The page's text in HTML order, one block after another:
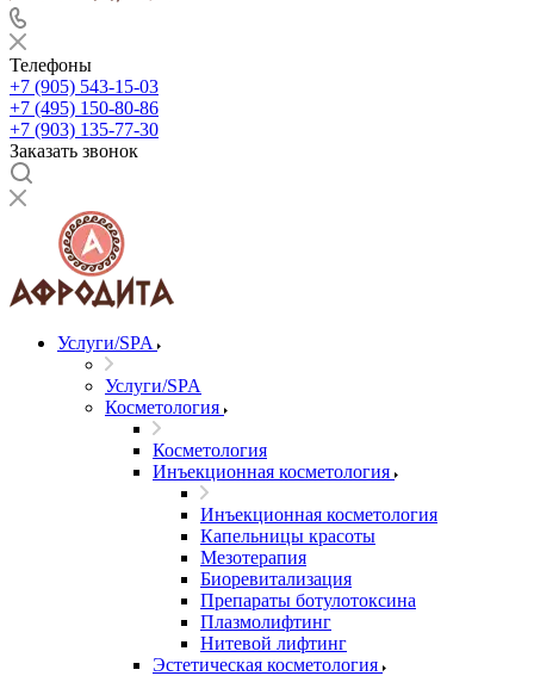
Телефоны
+7 (905) 543-15-03
+7 (495) 150-80-86
+7 (903) 135-77-30
Заказать звонок
Услуги/SPA
Услуги/SPA
Косметология
Косметология
Инъекционная косметология
Инъекционная косметология
Капельницы красоты
Мезотерапия
Биоревитализация
Препараты ботулотоксина
Плазмолифтинг
Нитевой лифтинг
Эстетическая косметология